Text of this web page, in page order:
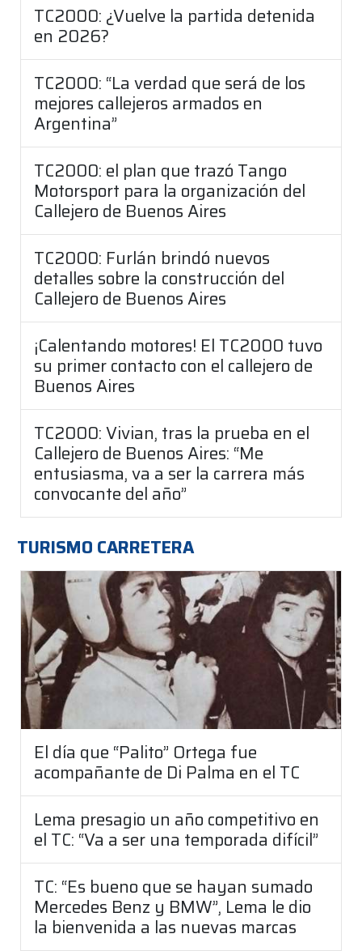
TC2000: ¿Vuelve la partida detenida
en 2026?
TC2000: “La verdad que será de los
mejores callejeros armados en
Argentina”
TC2000: el plan que trazó Tango
Motorsport para la organización del
Callejero de Buenos Aires
TC2000: Furlán brindó nuevos
detalles sobre la construcción del
Callejero de Buenos Aires
¡Calentando motores! El TC2000 tuvo
su primer contacto con el callejero de
Buenos Aires
TC2000: Vivian, tras la prueba en el
Callejero de Buenos Aires: “Me
entusiasma, va a ser la carrera más
convocante del año”
TURISMO CARRETERA
El día que “Palito” Ortega fue
acompañante de Di Palma en el TC
Lema presagio un año competitivo en
el TC: “Va a ser una temporada difícil”
TC: “Es bueno que se hayan sumado
Mercedes Benz y BMW”, Lema le dio
la bienvenida a las nuevas marcas